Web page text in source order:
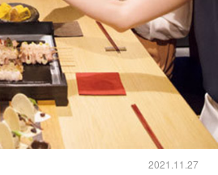
2021.11.27